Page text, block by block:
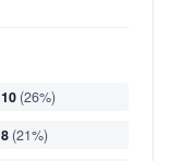
10 (26%)
8 (21%)